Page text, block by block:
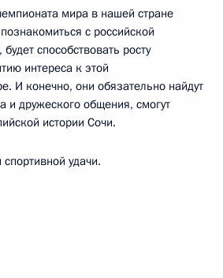
мира в нашей стране
с российской
способствовать росту
интереса к этой
И конечно, они обязательно найдут
и дружеского общения, смогут
истории Сочи.
удачи.